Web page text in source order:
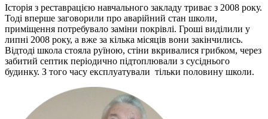
Історія з реставрацією навчального закладу триває з 2008 року.
Тоді вперше заговорили про аварійний стан школи,
приміщення потребувало заміни покрівлі. Гроші виділили у
липні 2008 року, а вже за кілька місяців вони закінчились.
Відтоді школа стояла руїною, стіни вкривалися грибком, через
забитий септик періодично підтоплювали з сусіднього
будинку. З того часу експлуатували тільки половину школи.